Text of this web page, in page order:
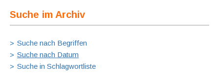
Suche im Archiv
Suche nach Begriffen
Suche nach Datum
Suche in Schlagwortliste